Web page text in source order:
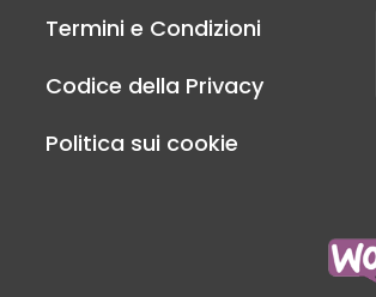
Termini e Condizioni
Codice della Privacy
Politica sui cookie